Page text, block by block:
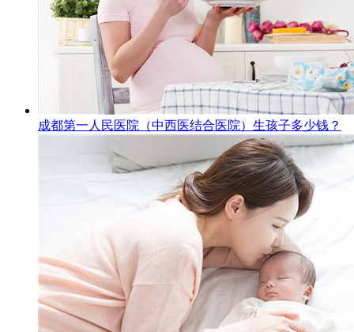
成都第一人民医院（中西医结合医院）生孩子多少钱？